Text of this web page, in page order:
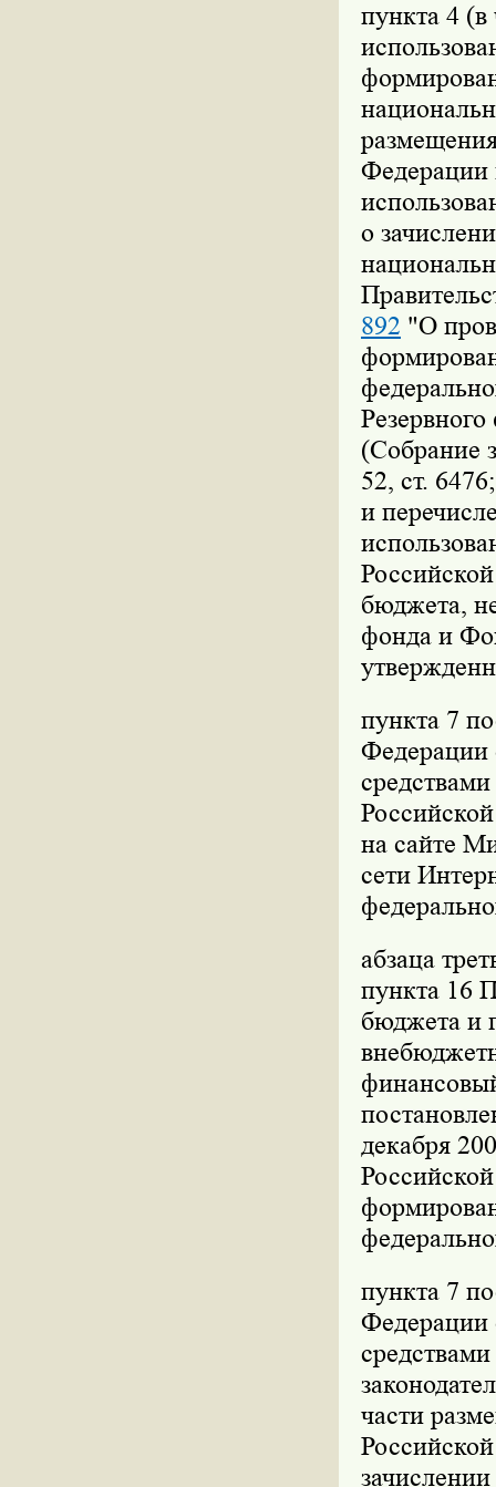
пункта 4 (в
Федерации
о
892 "О
(Собрание
52, ст.
и
бюджета,
фонда и
пункта 7
Федерации
на сайте
сети
абзаца
пункта 16
бюджета и
декабря
пункта 7
Федерации
части